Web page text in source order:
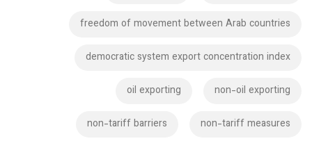
freedom of movement between Arab countries
democratic system export concentration index
non-oil exporting
oil exporting
non-tariff measures
non-tariff barriers